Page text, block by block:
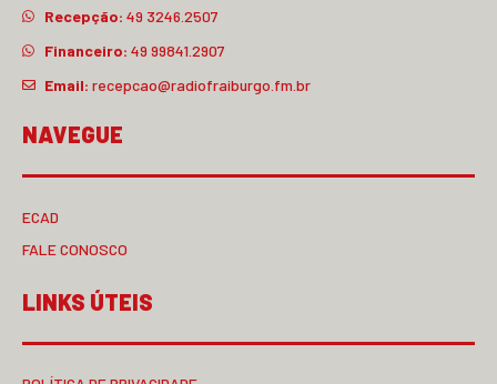
Recepção: 49 3246.2507
Financeiro: 49 99841.2907
Email: recepcao@radiofraiburgo.fm.br
NAVEGUE
ECAD
FALE CONOSCO
LINKS ÚTEIS